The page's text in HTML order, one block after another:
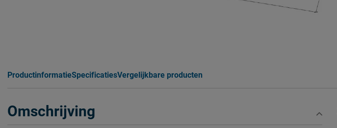
ProductinformatieSpecificatiesVergelijkbare producten
Omschrijving